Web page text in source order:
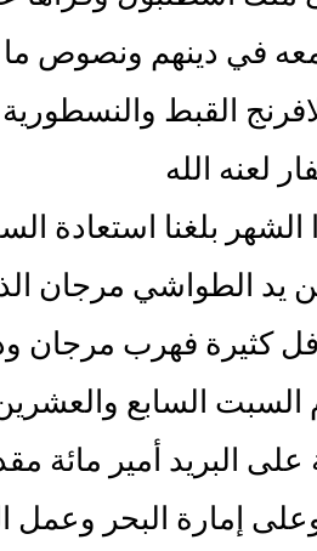
في دينهم ونصوص ما
القبط
لعنه الله
بلغنا استعادة
يد الطواشي مرجان
كثيرة فهرب مرجان
السابع
البريد أمير مائة
إمارة البحر وعمل